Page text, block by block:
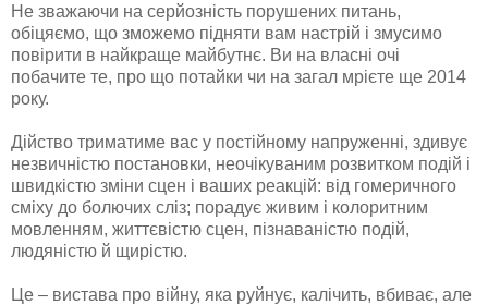
Не зважаючи на серйозність порушених питань,
обіцяємо, що зможемо підняти вам настрій і змусимо
повірити в найкраще майбутнє. Ви на власні очі
побачите те, про що потайки чи на загал мрієте ще 2014
року.
Дійство триматиме вас у постійному напруженні, здивує
незвичністю постановки, неочікуваним розвитком подій і
швидкістю зміни сцен і ваших реакцій: від гомеричного
сміху до болючих сліз; порадує живим і колоритним
мовленням, життєвістю сцен, пізнаваністю подій,
людяністю й щирістю.
Це – вистава про війну, яка руйнує, калічить, вбиває, але